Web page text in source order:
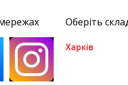
Оберіть